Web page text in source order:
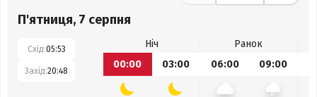
П'ятниця, 7 серпня
Схід:05:53
Захід:20:48
Ніч
Ранок
00:00
03:00 06:00 09:00